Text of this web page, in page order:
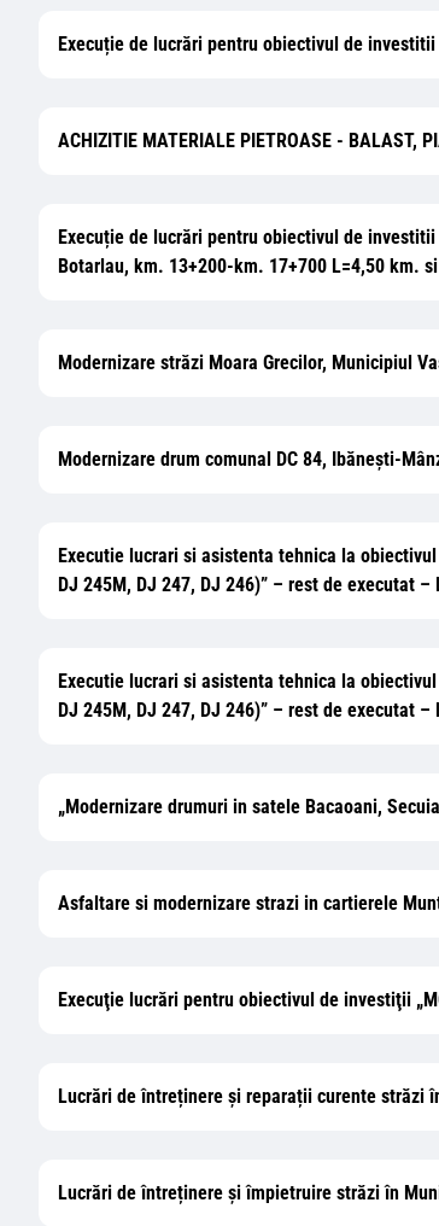
Execuție de lucrări pentru obiectivul de
ACHIZITIE MATERIALE PIETROASE - BALAST,
Execuție de lucrări pentru obiectivul de
Botarlau, km. 13+200-km. 17+700 L=4,50 km.
Modernizare străzi Moara Grecilor, Municipiul
Modernizare drum comunal DC 84, Ibănești-
Executie lucrari si asistenta tehnica la
DJ 245M, DJ 247, DJ 246)” – rest de executat –
Executie lucrari si asistenta tehnica la
DJ 245M, DJ 247, DJ 246)” – rest de executat
„Modernizare drumuri in satele Bacaoani,
Asfaltare si modernizare strazi in cartierele
Execuţie lucrări pentru obiectivul de investiţii
Lucrări de întreținere și reparații curente străzi
Lucrări de întreținere și împietruire străzi în